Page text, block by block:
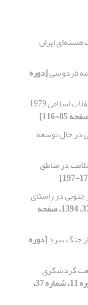
هسته‌ای ایران
فردوسی[دوره
آمریکا و امنیتی کردن ایران پس از انقلاب اسلامی 1979
در حال توسعه
در مناطق
جنوبی در راستای
[دوره 11، شماره 37، 1394، صفحه
جنگ سرد[دوره
گردشگری
[دوره 11، شماره 37،